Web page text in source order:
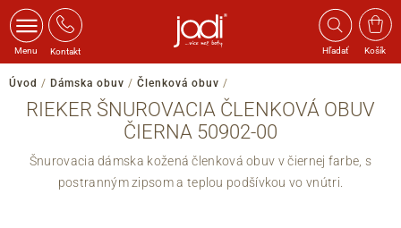
Menu Kontakt Hľadať Košík
Úvod / Dámska obuv / Členková obuv /
RIEKER ŠNUROVACIA ČLENKOVÁ OBUV
ČIERNA 50902-00
Šnurovacia dámska kožená členková obuv v čiernej farbe, s
postranným zipsom a teplou podšívkou vo vnútri.